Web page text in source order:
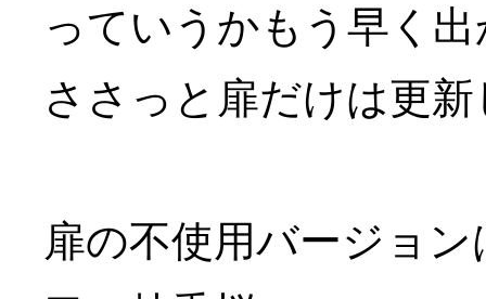
っていうかもう早く
ささっと扉だけは更
扉の不使用バージョ